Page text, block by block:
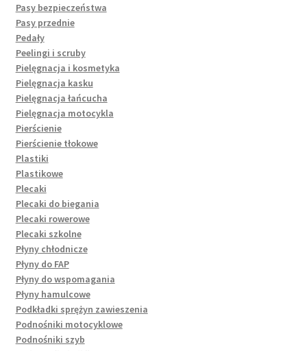
Pasy bezpieczeństwa
Pasy przednie
Pedały
Peelingi i scruby
Pielęgnacja i kosmetyka
Pielęgnacja kasku
Pielęgnacja łańcucha
Pielęgnacja motocykla
Pierścienie
Pierścienie tłokowe
Plastiki
Plastikowe
Plecaki
Plecaki do biegania
Plecaki rowerowe
Plecaki szkolne
Płyny chłodnicze
Płyny do FAP
Płyny do wspomagania
Płyny hamulcowe
Podkładki sprężyn zawieszenia
Podnośniki motocyklowe
Podnośniki szyb